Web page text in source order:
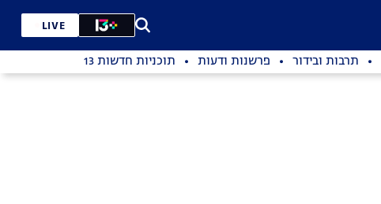
LIVE
תרבות ובידור פרשנות ודעות תוכניות חדשות 13